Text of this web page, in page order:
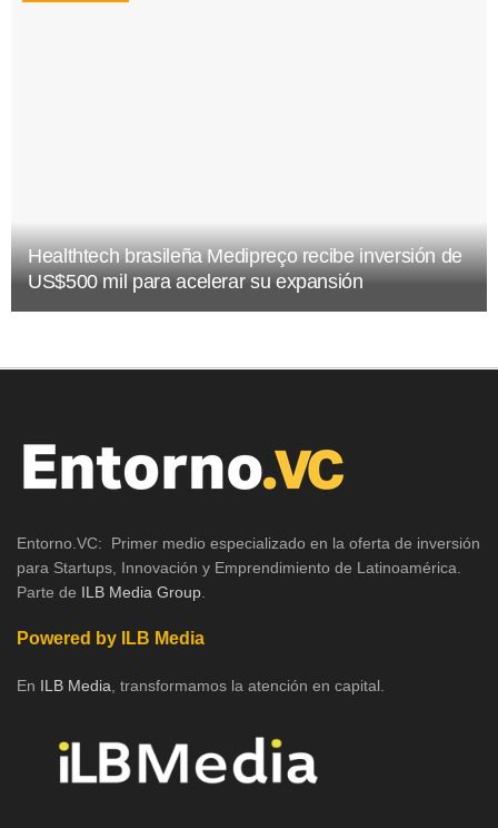
Healthtech brasileña Medipreço recibe inversión de
US$500 mil para acelerar su expansión
Entorno.VC: Primer medio especializado en la oferta de inversión
para Startups, Innovación y Emprendimiento de Latinoamérica.
Parte de ILB Media Group
Powered by ILB Media
En ILB Media , transformamos la atención en capital.